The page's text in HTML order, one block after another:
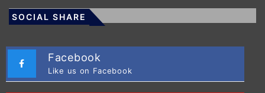
SOCIAL SHARE
Facebook
Like us on Facebook